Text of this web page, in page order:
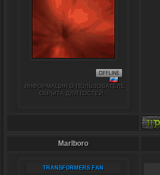
ИНФОРМАЦИЯ О ПОЛЬЗОВАТЕЛЕ
СКРЫТА ДЛЯ ГОСТЕЙ.
Marlboro
TRANSFORMERS FAN